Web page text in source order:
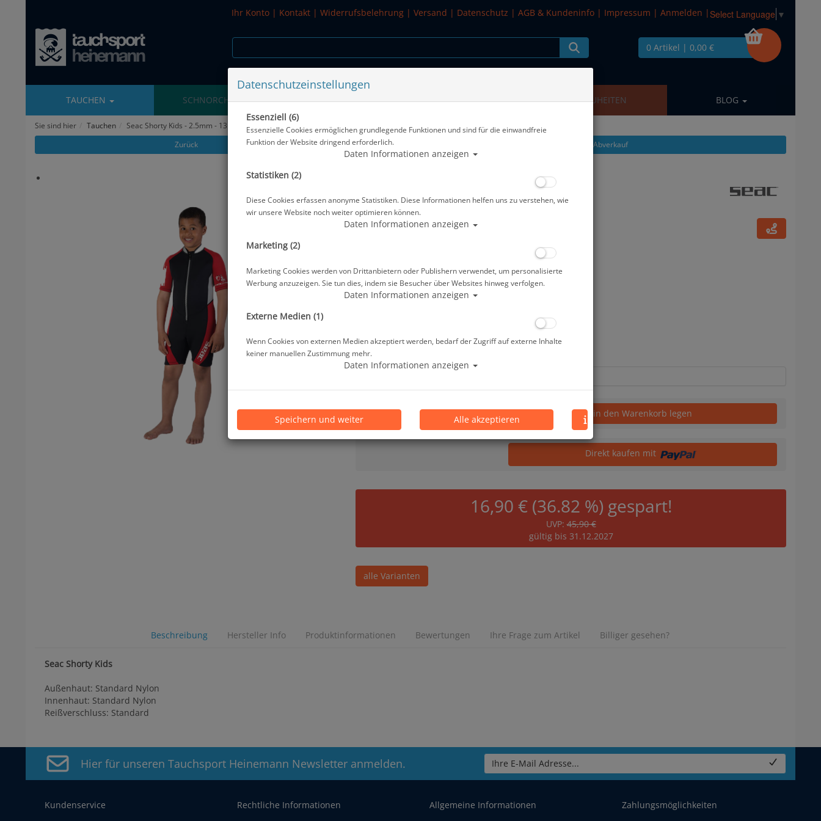
Ihr Konto | Kontakt | Widerrufsbelehrung | Versand | Datenschutz | AGB & Kundeninfo | Impressum | Anmelden | Select Language ▼
0 Artikel | 0,00 €
TAUCHEN SCHNORCHELN WASSERSPORT SALE NEUHEITEN BLOG
Sie sind hier Tauchen
Seac Shorty Kids - 2.5mm - 13 Jahre - #
Zurück
Alle Artikel zeigen aus: Abverkauf
Seac Shorty Kids - 2.5mm - 13 Jahre - #
Artikelnr.: sc-0010067051225A
29,00 €*
Lieferbar in 1-3 Werktage, der Artikel ist auf Lager
Prämienpunkte: 29
Stk. in den Warenkorb legen
Direkt kaufen mit
16,90 € (36.82 %) gespart!
UVP:45,90 €
gültig bis 31.12.2027
alle Varianten
Beschreibung Hersteller Info Produktinformationen Bewertungen Ihre Frage zum Artikel Billiger gesehen?
Seac Shorty Kids
Außenhaut: Standard Nylon
Innenhaut: Standard Nylon
Reißverschluss: Standard
Hier für unseren Tauchsport Heinemann Newsletter anmelden. Ihre E-Mail Adresse...
Kundenservice Rechtliche Informationen Allgemeine Informationen Zahlungsmöglichkeiten
Datenschutzeinstellungen
Essenziell (6)
Essenzielle Cookies ermöglichen grundlegende Funktionen und sind für die einwandfreie
Funktion der Website dringend erforderlich.
Daten Informationen anzeigen
Statistiken (2)
Diese Cookies erfassen anonyme Statistiken. Diese Informationen helfen uns zu verstehen, wie
wir unsere Website noch weiter optimieren können.
Daten Informationen anzeigen
Marketing (2)
Marketing Cookies werden von Drittanbietern oder Publishern verwendet, um personalisierte
Werbung anzuzeigen. Sie tun dies, indem sie Besucher über Websites hinweg verfolgen.
Daten Informationen anzeigen
Externe Medien (1)
Wenn Cookies von externen Medien akzeptiert werden, bedarf der Zugriff auf externe Inhalte
keiner manuellen Zustimmung mehr.
Daten Informationen anzeigen
Speichern und weiter Alle akzeptieren